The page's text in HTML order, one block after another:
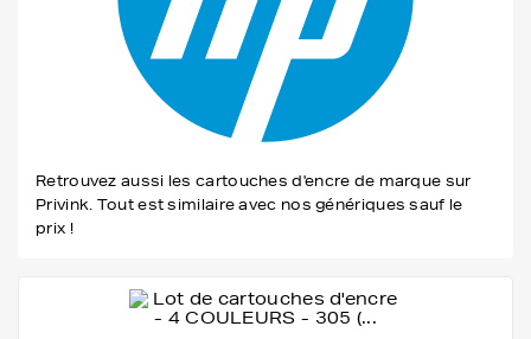
Retrouvez aussi les cartouches d'encre de marque sur
Privink. Tout est similaire avec nos génériques sauf le
prix !